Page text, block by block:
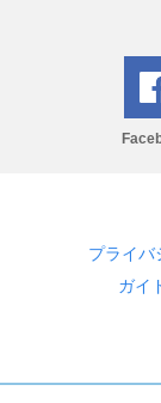
プライバ
ガイ